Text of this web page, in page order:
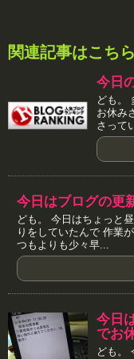
関連記事はこち
今日
ども。
お休み
さって
今日はブログの更
ども。 今日はちょっと
りをしていたんで 作業
つもよりも少々早...
今日
でお
ども。